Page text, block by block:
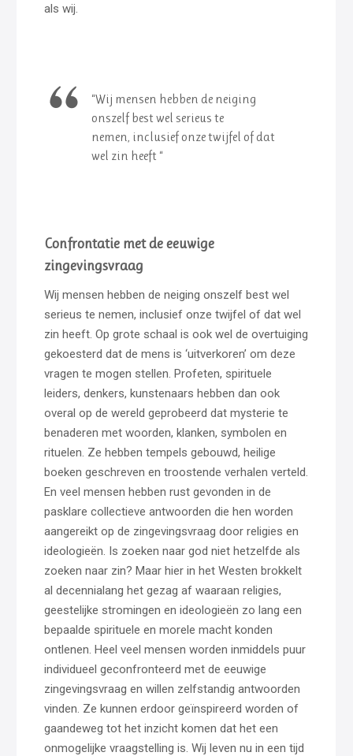
als wij.
“Wij mensen hebben de neiging
onszelf best wel serieus te
nemen, inclusief onze twijfel of dat
wel zin heeft “
Confrontatie met de eeuwige
zingevingsvraag
Wij mensen hebben de neiging onszelf best wel
serieus te nemen, inclusief onze twijfel of dat wel
zin heeft. Op grote schaal is ook wel de overtuiging
gekoesterd dat de mens is ‘uitverkoren’ om deze
vragen te mogen stellen. Profeten, spirituele
leiders, denkers, kunstenaars hebben dan ook
overal op de wereld geprobeerd dat mysterie te
benaderen met woorden, klanken, symbolen en
rituelen. Ze hebben tempels gebouwd, heilige
boeken geschreven en troostende verhalen verteld.
En veel mensen hebben rust gevonden in de
pasklare collectieve antwoorden die hen worden
aangereikt op de zingevingsvraag door religies en
ideologieën. Is zoeken naar god niet hetzelfde als
zoeken naar zin? Maar hier in het Westen brokkelt
al decennialang het gezag af waaraan religies,
geestelijke stromingen en ideologieën zo lang een
bepaalde spirituele en morele macht konden
ontlenen. Heel veel mensen worden inmiddels puur
individueel geconfronteerd met de eeuwige
zingevingsvraag en willen zelfstandig antwoorden
vinden. Ze kunnen erdoor geïnspireerd worden of
gaandeweg tot het inzicht komen dat het een
onmogelijke vraagstelling is. Wij leven nu in een tijd